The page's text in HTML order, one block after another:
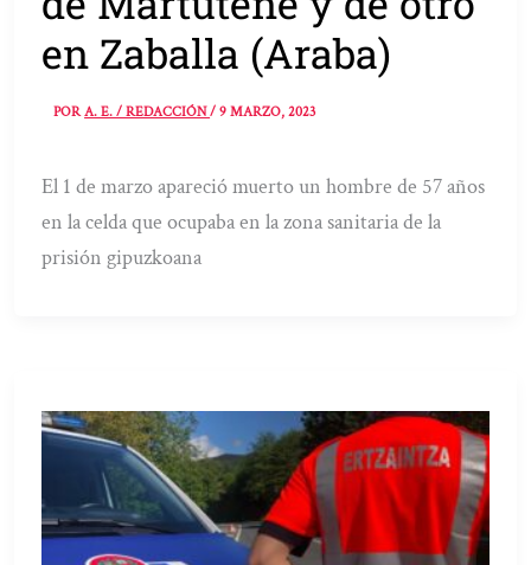
en Zaballa (Araba)
PORA. E. / REDACCIÓN/9 MARZO, 2023
El 1 de marzo apareció muerto un hombre de 57 años
en la celda que ocupaba en la zona sanitaria de la
prisión gipuzkoana